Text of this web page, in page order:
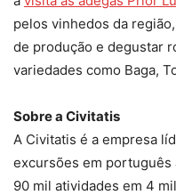
pelos vinhedos da
de produção e degustar
variedades como Baga,
Sobre a Civitatis
A Civitatis é a empresa
excursões em português
90 mil atividades em 4